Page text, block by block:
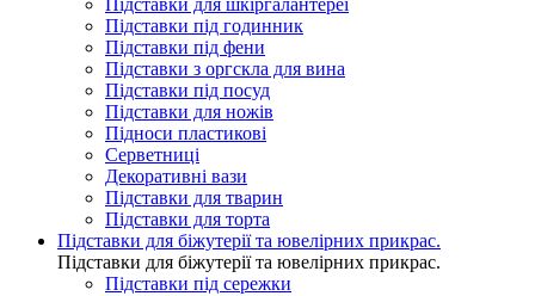
Підставки для шкіргалантереї
Підставки під годинник
Підставки під фени
Підставки з оргскла для вина
Підставки під посуд
Підставки для ножів
Підноси пластикові
Серветниці
Декоративні вази
Підставки для тварин
Підставки для торта
Підставки для біжутерії та ювелірниx прикрас.
Підставки для біжутерії та ювелірниx прикрас.
Підставки під сережки